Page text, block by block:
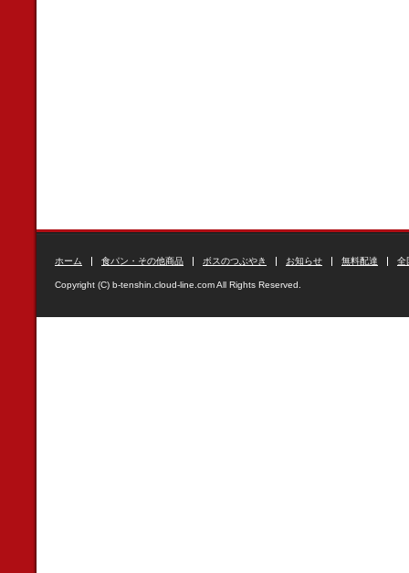
ホーム 食パン・その他商品 ボスのつぶやき お知らせ 無料配達 全
Copyright (C) b-tenshin.cloud-line.com All Rights Reserved.